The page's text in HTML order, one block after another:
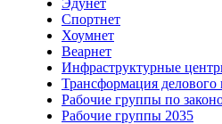
Эдунет
Спортнет
Хоумнет
Веарнет
Инфраструктурные
Трансформация делового
Рабочие группы по
Рабочие группы 2035